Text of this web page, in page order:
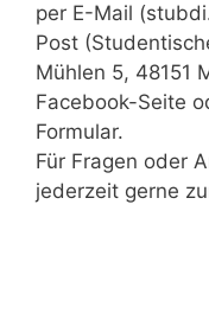
per E-Mail
Post
Mühlen 5, 48151
Facebook-Seite
Formular.
Für Fragen oder
jederzeit gerne